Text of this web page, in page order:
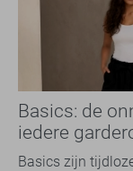
Basics: de
iedere
Basics zijn